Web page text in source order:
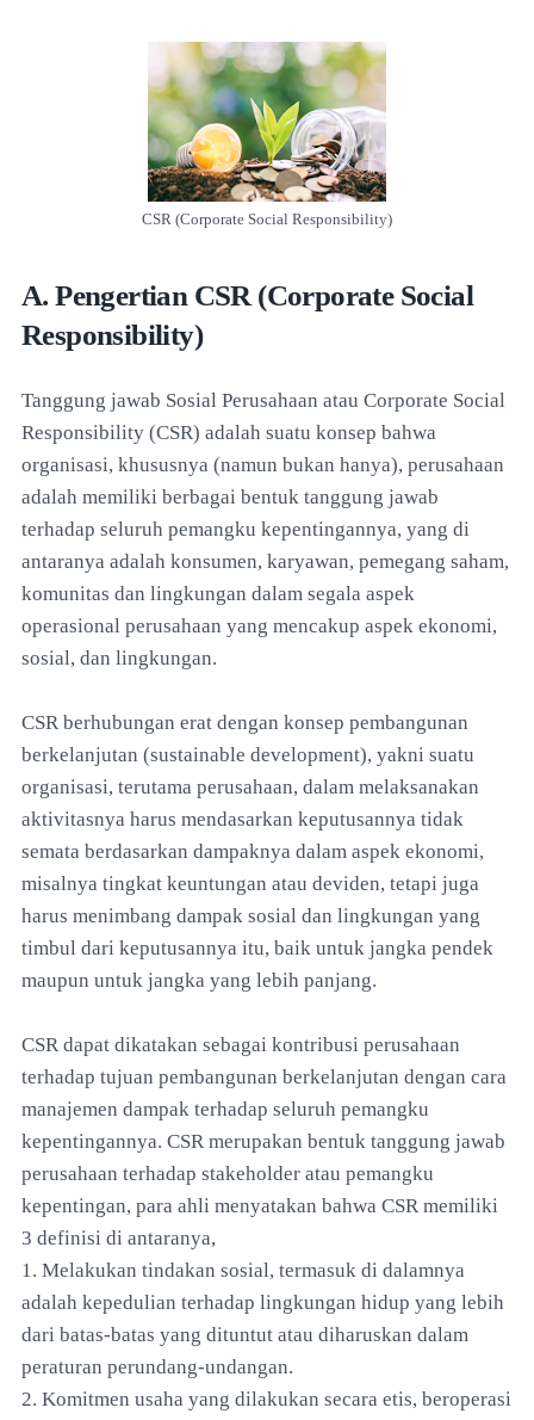
CSR (Corporate Social Responsibility)
A. Pengertian CSR (Corporate Social
Responsibility)
Tanggung jawab Sosial Perusahaan atau Corporate Social
Responsibility (CSR) adalah suatu konsep bahwa
organisasi, khususnya (namun bukan hanya), perusahaan
adalah memiliki berbagai bentuk tanggung jawab
terhadap seluruh pemangku kepentingannya, yang di
antaranya adalah konsumen, karyawan, pemegang saham,
komunitas dan lingkungan dalam segala aspek
operasional perusahaan yang mencakup aspek ekonomi,
sosial, dan lingkungan.
CSR berhubungan erat dengan konsep pembangunan
berkelanjutan (sustainable development), yakni suatu
organisasi, terutama perusahaan, dalam melaksanakan
aktivitasnya harus mendasarkan keputusannya tidak
semata berdasarkan dampaknya dalam aspek ekonomi,
misalnya tingkat keuntungan atau deviden, tetapi juga
harus menimbang dampak sosial dan lingkungan yang
timbul dari keputusannya itu, baik untuk jangka pendek
maupun untuk jangka yang lebih panjang.
CSR dapat dikatakan sebagai kontribusi perusahaan
terhadap tujuan pembangunan berkelanjutan dengan cara
manajemen dampak terhadap seluruh pemangku
kepentingannya. CSR merupakan bentuk tanggung jawab
perusahaan terhadap stakeholder atau pemangku
kepentingan, para ahli menyatakan bahwa CSR memiliki
3 definisi di antaranya,
1. Melakukan tindakan sosial, termasuk di dalamnya
adalah kepedulian terhadap lingkungan hidup yang lebih
dari batas-batas yang dituntut atau diharuskan dalam
peraturan perundang-undangan.
2. Komitmen usaha yang dilakukan secara etis, beroperasi